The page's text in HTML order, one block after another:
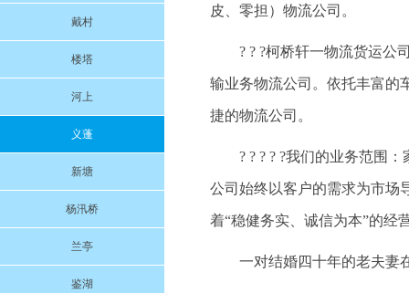
戴村
楼塔
河上
义蓬
新塘
杨汛桥
兰亭
鉴湖
皮、零担）物流公司。
? ? ?柯桥轩一物流货运公
输业务物流公司。依托丰富的
捷的物流公司。
? ? ? ? ?我们的业务范围
公司始终以客户的需求为市场
着“稳健务实、诚信为本”的经
一对结婚四十年的老夫妻